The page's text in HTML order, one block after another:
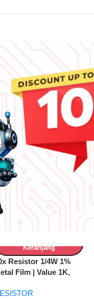
Keranjang
Resistor 1/4W 1%
Film | Value 1K,
470 Ohm untuk